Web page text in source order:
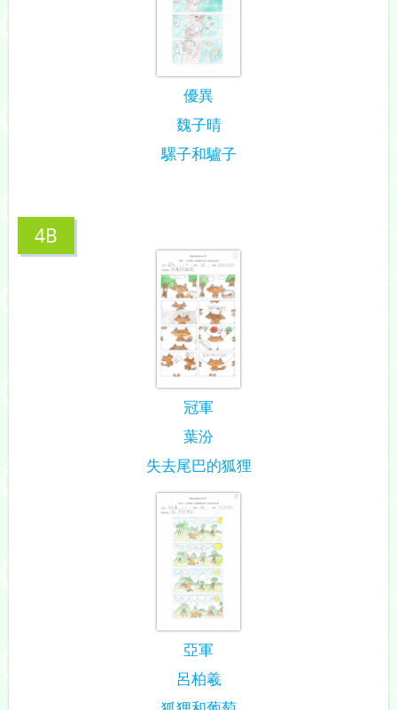
優異
魏子晴
騾子和驢子
4B
冠軍
葉汾
失去尾巴的狐狸
亞軍
呂柏羲